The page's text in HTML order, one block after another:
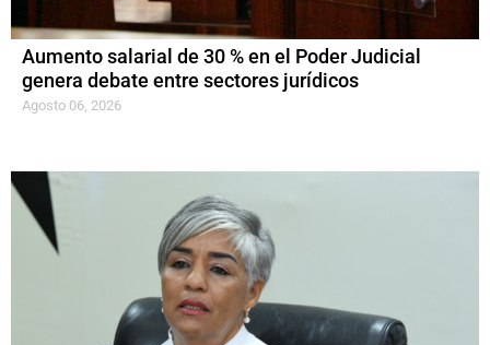
Aumento salarial de 30 % en el Poder Judicial
genera debate entre sectores jurídicos
Agosto 06, 2026